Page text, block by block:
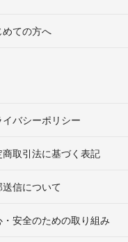
めての方へ
イバシーポリシー
商取引法に基づく表記
送信について
・安全のための取り組み